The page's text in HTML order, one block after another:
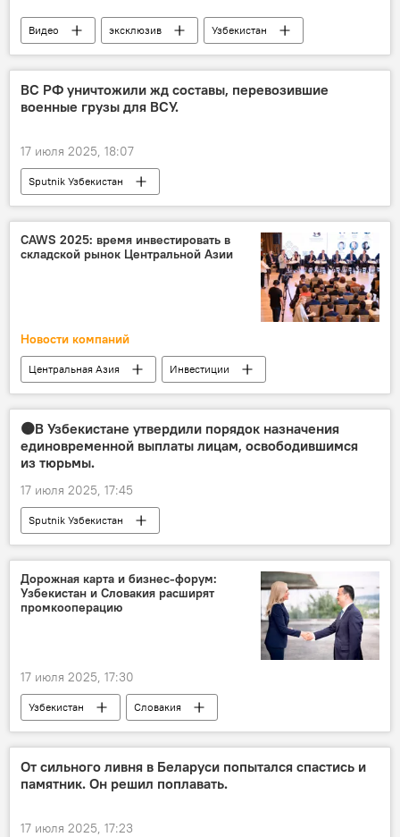
Видео эксклюзив
Узбекистан
Ташкент
женщина профессия
ВС РФ уничтожили жд составы, перевозившие
военные грузы для ВСУ.
17 июля 2025, 18:07
Sputnik Узбекистан
CAWS 2025: время инвестировать в
складской рынок Центральной Азии
Новости компаний
Центральная Азия
Инвестиции
Алматы
склад
Недвижимость
Казахстан
🟠В Узбекистане утвердили порядок назначения
единовременной выплаты лицам, освободившимся
из тюрьмы.
17 июля 2025, 17:45
Sputnik Узбекистан
Дорожная карта и бизнес-форум:
Узбекистан и Словакия расширят
промкооперацию
17 июля 2025, 17:30
Узбекистан
Словакия
промышленность
сотрудничество
От сильного ливня в Беларуси попытался спастись и
памятник. Он решил поплавать.
17 июля 2025, 17:23